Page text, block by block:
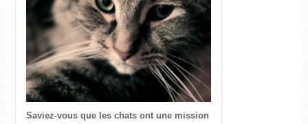
Saviez-vous que les chats ont une mission